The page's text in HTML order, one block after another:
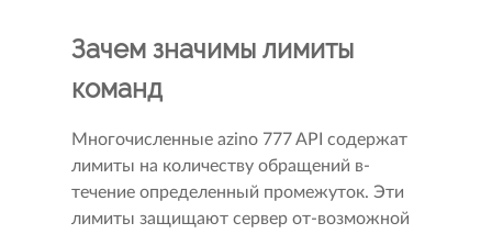
Зачем значимы лимиты
команд
Многочисленные azino 777 API содержат
лимиты на количеству обращений в-
течение определенный промежуток. Эти
лимиты защищают сервер от-возможной